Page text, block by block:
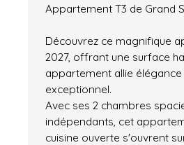
Appartement T3 de Grand
Découvrez ce magnifique
2027, offrant une surface
appartement allie
exceptionnel.
Avec ses 2 chambres
indépendants, cet
cuisine ouverte s'ouvrent